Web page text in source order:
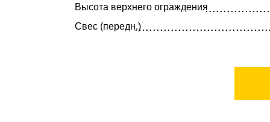
Высота верхнего ограждения
Свес (передн.)